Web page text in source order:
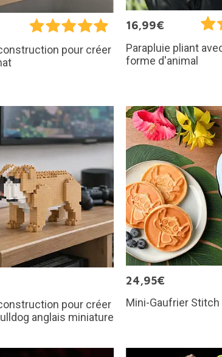
pour créer
16,99€
Parapluie pliant
forme d'animal
pour créer
anglais miniature
24,95€
Mini-Gaufrier Stitch